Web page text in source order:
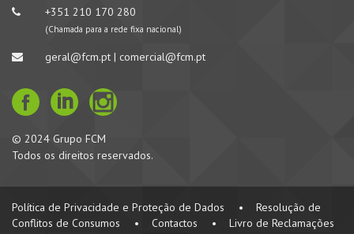
+351 210 170 280
(Chamada para a rede fixa nacional)
geral@fcm.pt | comercial@fcm.pt
© 2024 Grupo FCM
Todos os direitos reservados.
Política de Privacidade e Proteção de Dados •
Resolução de
Conflitos de Consumos
• Contactos • Livro de Reclamações